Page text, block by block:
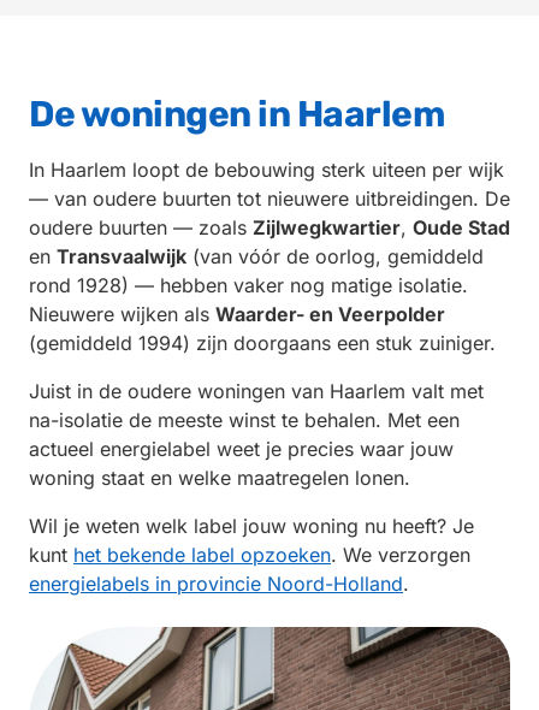
De woningen in Haarlem
In Haarlem loopt de bebouwing sterk uiteen per wijk
— van oudere buurten tot nieuwere uitbreidingen. De
oudere buurten — zoals Zijlwegkwartier, Oude Stad
en Transvaalwijk (van vóór de oorlog, gemiddeld
rond 1928) — hebben vaker nog matige isolatie.
Nieuwere wijken als Waarder- en Veerpolder
(gemiddeld 1994) zijn doorgaans een stuk zuiniger.
Juist in de oudere woningen van Haarlem valt met
na-isolatie de meeste winst te behalen. Met een
actueel energielabel weet je precies waar jouw
woning staat en welke maatregelen lonen.
Wil je weten welk label jouw woning nu heeft? Je
kunt het bekende label opzoeken. We verzorgen
energielabels in provincie Noord-Holland.